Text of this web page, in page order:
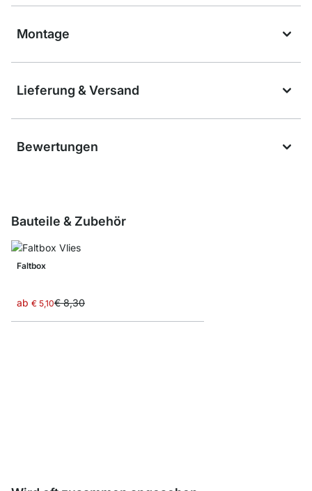
Montage
Lieferung & Versand
Bewertungen
Bauteile & Zubehör
Faltbox
ab € 5,10€ 8,30